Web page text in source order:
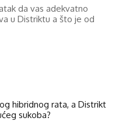
da vas adekvatno
u Distriktu a što je od
hibridnog rata, a Distrikt
sukoba?